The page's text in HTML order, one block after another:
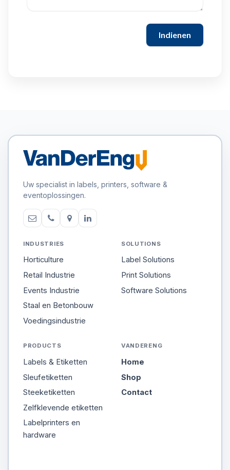
Indienen
Uw specialist in labels, printers, software &
eventoplossingen.
INDUSTRIES
Horticulture
Retail Industrie
Events Industrie
Staal en Betonbouw
Voedingsindustrie
SOLUTIONS
Label Solutions
Print Solutions
Software Solutions
PRODUCTS
Labels & Etiketten
Sleufetiketten
Steeketiketten
Zelfklevende etiketten
Labelprinters en
hardware
VANDERENG
Home
Shop
Contact